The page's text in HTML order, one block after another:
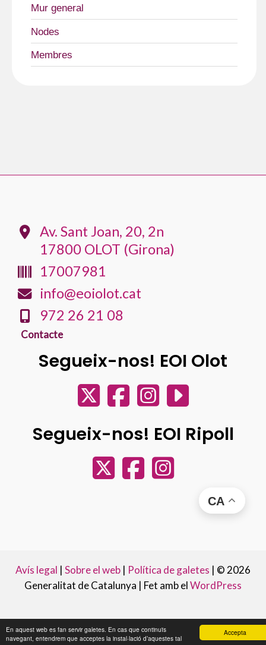
Accepta
En aquest web es fan servir galetes. En cas que continuïs
navegant, entendrem que acceptes la instal·lació d’aquestes tal
Mur general
Nodes
Membres
Av. Sant Joan, 20, 2n
17800 OLOT (Girona)
17007981
info@eoiolot.cat
972 26 21 08
Contacte
Segueix-nos! EOI Olot
Segueix-nos! EOI Ripoll
CA
Avís legal | Sobre el web | Política de galetes | © 2026
Generalitat de Catalunya | Fet amb elWordPress